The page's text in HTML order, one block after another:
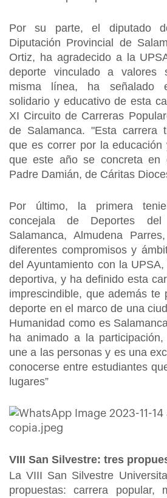
Por su parte, el diputado
Diputación Provincial de
Ortiz, ha agradecido a la
deporte vinculado a valores
misma línea, ha señalado
solidario y educativo de esta
XI Circuito de Carreras
de Salamanca. "Esta carrera
que es correr por la educación
que este año se concreta en
Padre Damián, de Cáritas
Por último, la primera
concejala de Deportes del
Salamanca, Almudena
diferentes compromisos y
del Ayuntamiento con la
deportiva, y ha definido esta
imprescindible, que además te
deporte en el marco de una
Humanidad como es
ha animado a la
une a las personas y es una
conocerse entre estudiantes
lugares”
VIII San Silvestre: tres
La VIII San Silvestre
propuestas: carrera